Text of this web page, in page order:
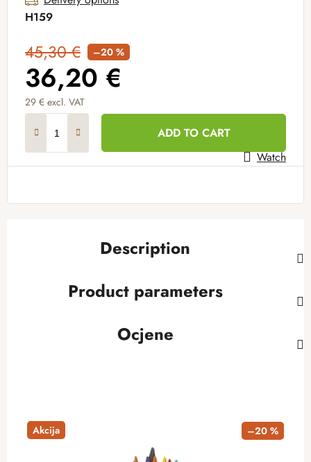
H159
45,30 € –20 %
36,20 €
29 € excl. VAT
ADD TO CART
Watch
Description
Product parameters
Ocjene
Akcija –20 %